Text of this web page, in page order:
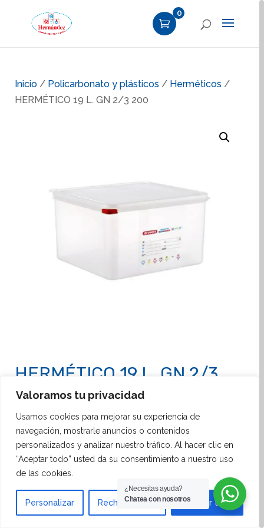
Valoramos tu privacidad
Usamos cookies para mejorar su experiencia de
navegación, mostrarle anuncios o contenidos
personalizados y analizar nuestro tráfico. Al hacer clic en
“Aceptar todo” usted da su consentimiento a nuestro uso
de las cookies.
Personalizar Rechazar todo Aceptar todo
0
Inicio / Policarbonato y plásticos / Herméticos /
HERMÉTICO 19 L. GN 2/3 200
HERMÉTICO 19 L. GN 2/3
200
Hermético Araven GN 2/3 de 19 litros
excelente opción para el almacenamiento de
grandes volúmenes de alimentos en condiciones
óptimas. Con su capacidad ampliada y una altura de
200 mm, este contenedor está diseñado para
responder a las demandas de entornos
¿Necesitas ayuda?
Chatea con nosotros